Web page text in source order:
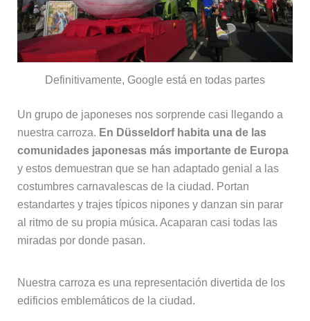
Definitivamente, Google está en todas partes
Un grupo de japoneses nos sorprende casi llegando a
nuestra carroza. En Düsseldorf habita una de las
comunidades japonesas más importante de Europa
y estos demuestran que se han adaptado genial a las
costumbres carnavalescas de la ciudad. Portan
estandartes y trajes típicos nipones y danzan sin parar
al ritmo de su propia música. Acaparan casi todas las
miradas por donde pasan.
Nuestra carroza es una representación divertida de los
edificios emblemáticos de la ciudad.